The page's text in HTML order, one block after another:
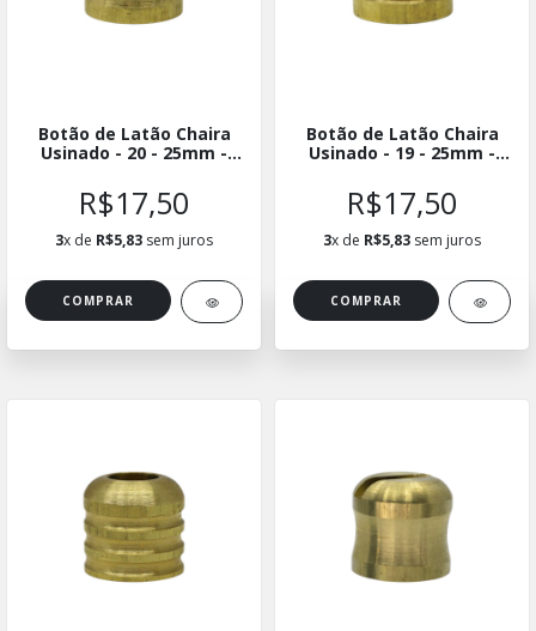
Botão de Latão Chaira
Usinado - 20 - 25mm -
R$17,50
3x de R$5,83 sem juros
Botão de Latão Chaira
Usinado - 19 - 25mm -
R$17,50
3x de R$5,83 sem juros